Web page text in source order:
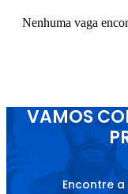
Nenhuma vaga
VAMOS
Encontre